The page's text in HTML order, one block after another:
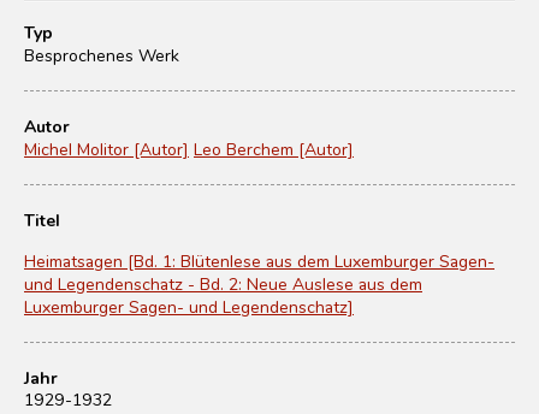
Typ
Besprochenes Werk
Autor
Michel Molitor [Autor] Leo Berchem [Autor]
Titel
Heimatsagen [Bd. 1: Blütenlese aus dem Luxemburger Sagen-
und Legendenschatz - Bd. 2: Neue Auslese aus dem
Luxemburger Sagen- und Legendenschatz]
Jahr
1929-1932